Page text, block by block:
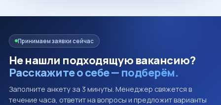
Принимаем заявки сейчас
Не нашли подходящую вакансию?
Расскажите о себе — подберём.
Заполните анкету за 3 минуты. Менеджер свяжется в
течение часа, ответит на вопросы и предложит варианты